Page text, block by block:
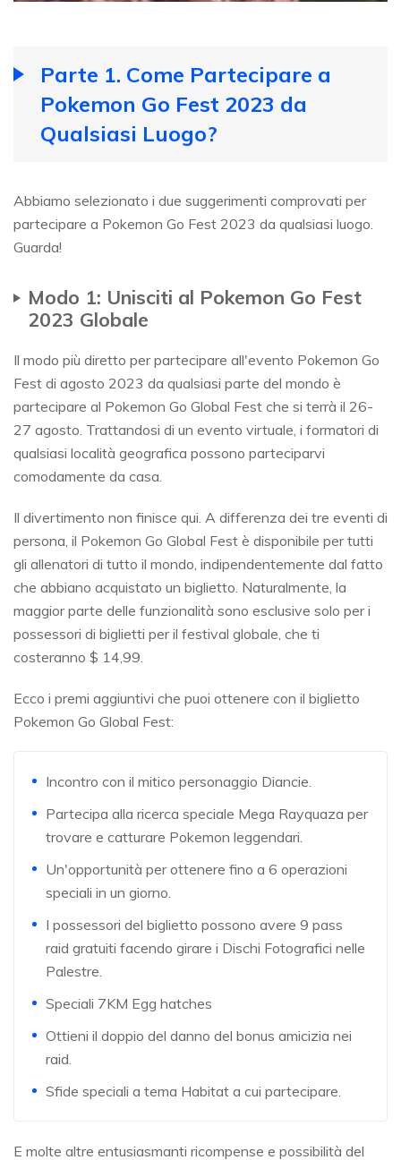
Parte 1. Come Partecipare a
Pokemon Go Fest 2023 da
Qualsiasi Luogo?
Abbiamo selezionato i due suggerimenti comprovati per
partecipare a Pokemon Go Fest 2023 da qualsiasi luogo.
Guarda!
Modo 1: Unisciti al Pokemon Go Fest
2023 Globale
Il modo più diretto per partecipare all'evento Pokemon Go
Fest di agosto 2023 da qualsiasi parte del mondo è
partecipare al Pokemon Go Global Fest che si terrà il 26-
27 agosto. Trattandosi di un evento virtuale, i formatori di
qualsiasi località geografica possono parteciparvi
comodamente da casa.
Il divertimento non finisce qui. A differenza dei tre eventi di
persona, il Pokemon Go Global Fest è disponibile per tutti
gli allenatori di tutto il mondo, indipendentemente dal fatto
che abbiano acquistato un biglietto. Naturalmente, la
maggior parte delle funzionalità sono esclusive solo per i
possessori di biglietti per il festival globale, che ti
costeranno $ 14,99.
Ecco i premi aggiuntivi che puoi ottenere con il biglietto
Pokemon Go Global Fest:
Incontro con il mitico personaggio Diancie.
Partecipa alla ricerca speciale Mega Rayquaza per
trovare e catturare Pokemon leggendari.
Un'opportunità per ottenere fino a 6 operazioni
speciali in un giorno.
I possessori del biglietto possono avere 9 pass
raid gratuiti facendo girare i Dischi Fotografici nelle
Palestre.
Speciali 7KM Egg hatches
Ottieni il doppio del danno del bonus amicizia nei
raid.
Sfide speciali a tema Habitat a cui partecipare.
E molte altre entusiasmanti ricompense e possibilità del